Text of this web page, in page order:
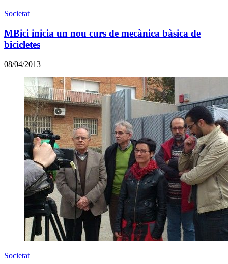
Societat
MBici inicia un nou curs de mecànica bàsica de
bicicletes
08/04/2013
Societat